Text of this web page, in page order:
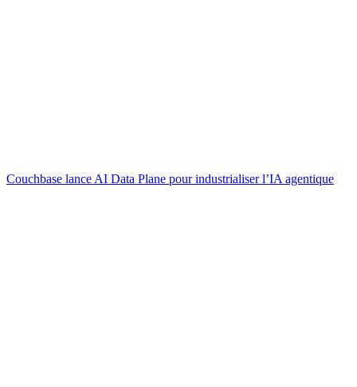
Couchbase lance AI Data Plane pour industrialiser l’IA agentique